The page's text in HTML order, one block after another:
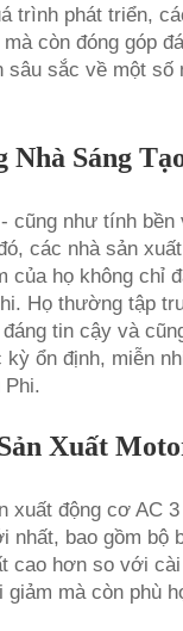
trình phát triển,
còn đóng góp
sắc về một số
Sáng
cũng như tính bền
các nhà sản
của họ không chỉ
Họ thường tập
tin cậy và
ổn định, miễn
Xuất
xuất động cơ AC 3
nhất, bao gồm bộ
cao hơn so với
giảm mà còn phù